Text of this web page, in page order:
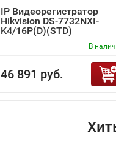
IP Видеорегистратор
Hikvision DS-7732NXI-
K4/16P(D)(STD)
В
46 891 руб.